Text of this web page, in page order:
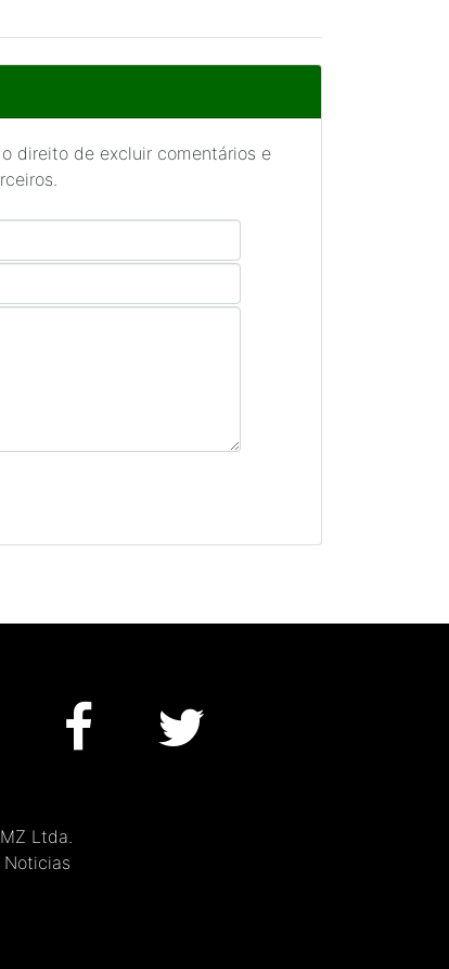
direito de excluir comentários e
Ltda.
Noticias